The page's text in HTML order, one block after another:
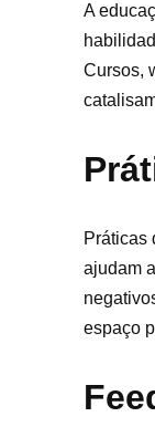
A
Cursos,
Práticas
ajudam
espaço